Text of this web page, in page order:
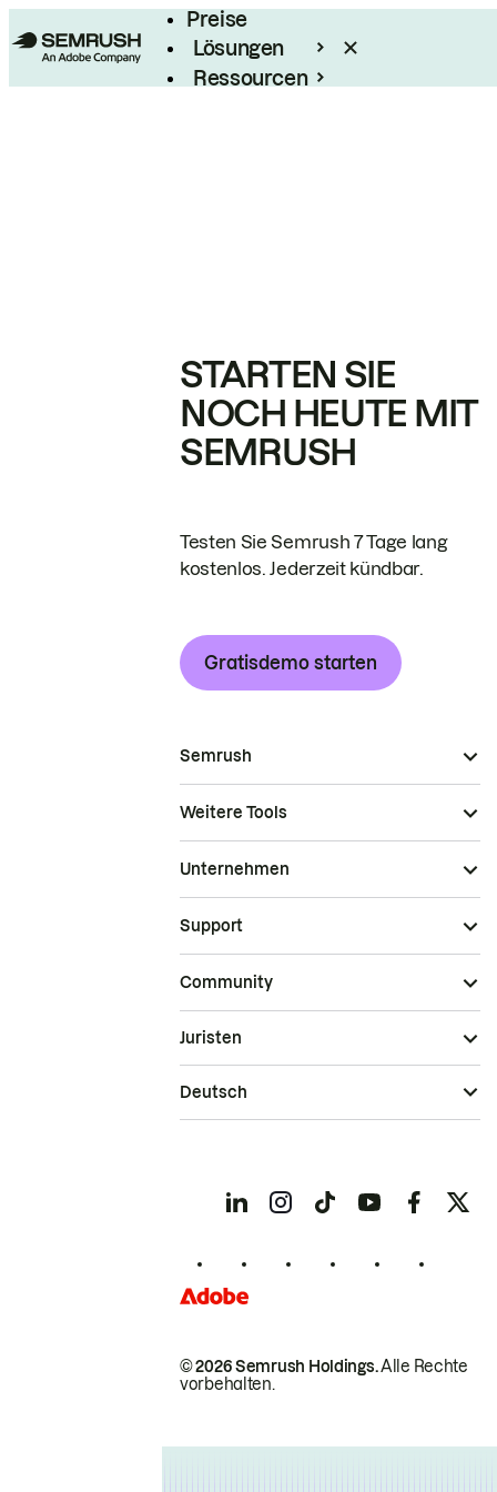
Preise
Lösungen
Ressourcen
STARTEN SIE
NOCH HEUTE MIT
SEMRUSH
Testen Sie Semrush 7 Tage lang
kostenlos. Jederzeit kündbar.
Gratisdemo starten
Semrush
Weitere Tools
Unternehmen
Support
Community
© 2026 Semrush Holdings.Alle Rechte
vorbehalten.
Juristen
Deutsch